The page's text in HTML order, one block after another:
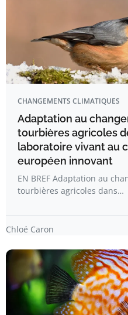
CHANGEMENTS CLIMATIQUES
Adaptation au
tourbières agricoles
laboratoire vivant au
européen innovant
EN BREF Adaptation au
tourbières agricoles dans…
Chloé Caron